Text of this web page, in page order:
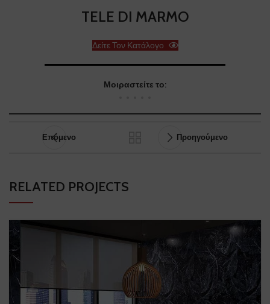
TELE DI MARMO
Δείτε Τον Κατάλογο
Μοιραστείτε το:
Επόμενο Προηγούμενο
RELATED PROJECTS